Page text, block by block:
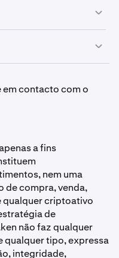
para retirada de
serão
disponíveis até
UTC.
desses ativos são
ou converter
de liquidação.
a partir de 12 de
saldos
automaticamente
prevalecentes.
têm mercados
os preços de
abaixo dos
em contacto com o
a fins
nem uma
de compra, venda,
qualquer criptoativo
de
não faz qualquer
qualquer tipo, expressa
integridade,